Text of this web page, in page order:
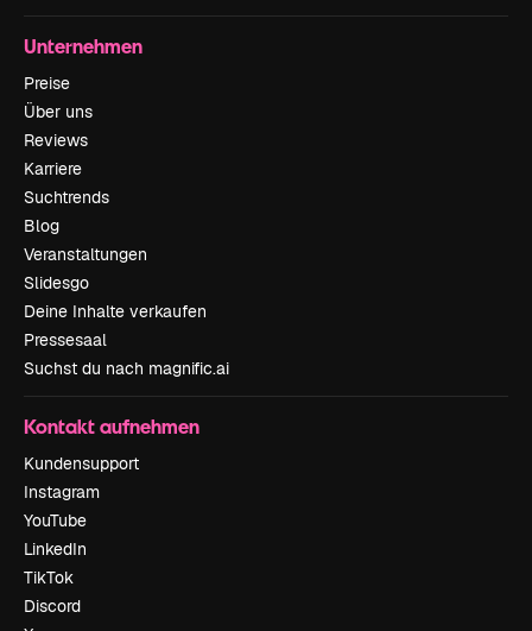
Unternehmen
Preise
Über uns
Reviews
Karriere
Suchtrends
Blog
Veranstaltungen
Slidesgo
Deine Inhalte verkaufen
Pressesaal
Suchst du nach magnific.ai
Kontakt aufnehmen
Kundensupport
Instagram
YouTube
LinkedIn
TikTok
Discord